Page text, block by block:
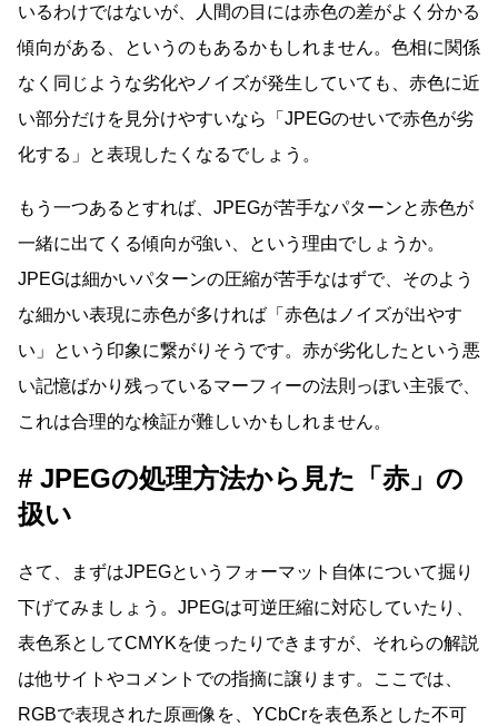
いるわけではないが、人間の目には赤色の差がよく分かる
傾向がある、というのもあるかもしれません。色相に関係
なく同じような劣化やノイズが発生していても、赤色に近
い部分だけを見分けやすいなら「JPEGのせいで赤色が劣
化する」と表現したくなるでしょう。
もう一つあるとすれば、JPEGが苦手なパターンと赤色が
一緒に出てくる傾向が強い、という理由でしょうか。
JPEGは細かいパターンの圧縮が苦手なはずで、そのよう
な細かい表現に赤色が多ければ「赤色はノイズが出やす
い」という印象に繋がりそうです。赤が劣化したという悪
い記憶ばかり残っているマーフィーの法則っぽい主張で、
これは合理的な検証が難しいかもしれません。
JPEGの処理方法から見た「赤」の
扱い
さて、まずはJPEGというフォーマット自体について掘り
下げてみましょう。JPEGは可逆圧縮に対応していたり、
表色系としてCMYKを使ったりできますが、それらの解説
は他サイトやコメントでの指摘に譲ります。ここでは、
RGBで表現された原画像を、YCbCrを表色系とした不可